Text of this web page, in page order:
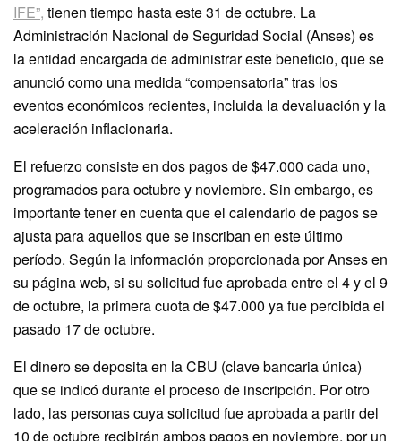
IFE”, tienen tiempo hasta este 31 de octubre. La
Administración Nacional de Seguridad Social (Anses) es
la entidad encargada de administrar este beneficio, que se
anunció como una medida “compensatoria” tras los
eventos económicos recientes, incluida la devaluación y la
aceleración inflacionaria.
El refuerzo consiste en dos pagos de $47.000 cada uno,
programados para octubre y noviembre. Sin embargo, es
importante tener en cuenta que el calendario de pagos se
ajusta para aquellos que se inscriban en este último
período. Según la información proporcionada por Anses en
su página web, si su solicitud fue aprobada entre el 4 y el 9
de octubre, la primera cuota de $47.000 ya fue percibida el
pasado 17 de octubre.
El dinero se deposita en la CBU (clave bancaria única)
que se indicó durante el proceso de inscripción. Por otro
lado, las personas cuya solicitud fue aprobada a partir del
10 de octubre recibirán ambos pagos en noviembre, por un